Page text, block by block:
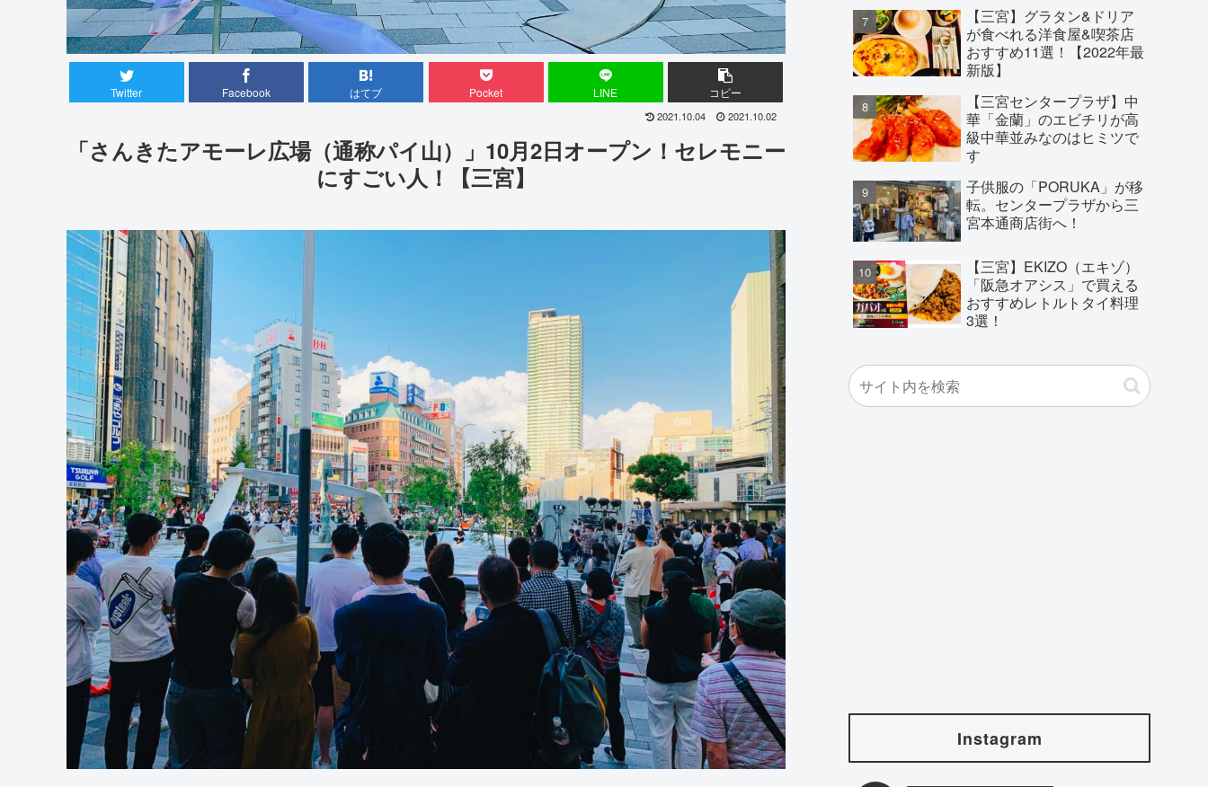
Twitter Facebook はてブ Pocket LINE コピー
2021.10.04 2021.10.02
「さんきたアモーレ広場（通称パイ山）」10月2日オープン！セレモニー
にすごい人！【三宮】
【三宮】グラタン&ドリア
が食べれる洋食屋&喫茶店
おすすめ11選！【2022年最
新版】
【三宮センタープラザ】中
華「金蘭」のエビチリが高
級中華並みなのはヒミツで
す
子供服の「PORUKA」が移
転。センタープラザから三
宮本通商店街へ！
【三宮】EKIZO（エキゾ）
「阪急オアシス」で買える
おすすめレトルトタイ料理
3選！
Instagram